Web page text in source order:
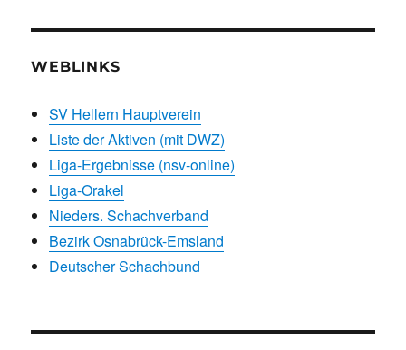
WEBLINKS
SV Hellern Hauptverein
Liste der Aktiven (mit DWZ)
Liga-Ergebnisse (nsv-online)
Liga-Orakel
Nieders. Schachverband
Bezirk Osnabrück-Emsland
Deutscher Schachbund